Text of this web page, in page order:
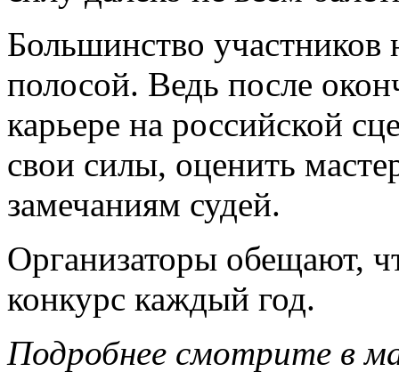
Большинство участников
полосой. Ведь после
карьере на российской
свои силы, оценить
замечаниям судей.
Организаторы обещают,
конкурс каждый год.
Подробнее смотрите в